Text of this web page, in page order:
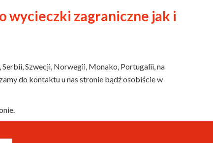
wycieczki zagraniczne jak i
Szwecji, Norwegii, Monako, Portugalii, na
do kontaktu u nas stronie bądź osobiście w